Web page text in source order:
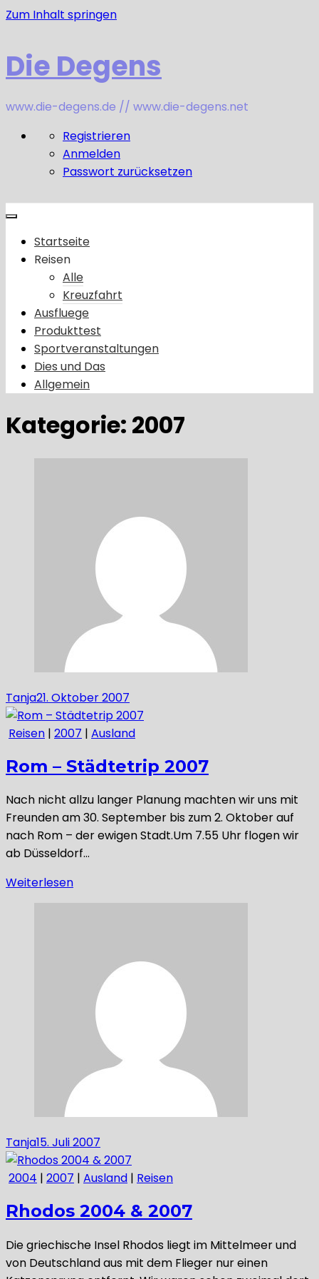
Zum Inhalt springen
Die Degens
www.die-degens.de // www.die-degens.net
Registrieren
Anmelden
Passwort zurücksetzen
Startseite
Reisen
Alle
Kreuzfahrt
Ausfluege
Produkttest
Sportveranstaltungen
Dies und Das
Allgemein
Kategorie: 2007
Tanja21. Oktober 2007
Reisen | 2007 | Ausland
Rom – Städtetrip 2007
Nach nicht allzu langer Planung machten wir uns mit
Freunden am 30. September bis zum 2. Oktober auf
nach Rom – der ewigen Stadt.Um 7.55 Uhr flogen wir
ab Düsseldorf…
Weiterlesen
Tanja15. Juli 2007
2004 | 2007 | Ausland | Reisen
Rhodos 2004 & 2007
Die griechische Insel Rhodos liegt im Mittelmeer und
von Deutschland aus mit dem Flieger nur einen